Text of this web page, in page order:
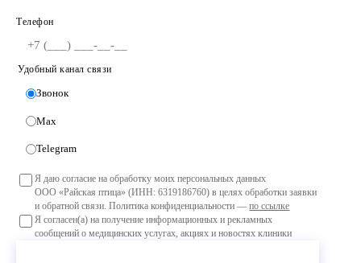
Телефон
Удобный канал связи
Звонок
Max
Telegram
Я даю согласие на обработку моих персональных данных
ООО «Райская птица» (ИНН: 6319186760) в целях обработки заявки
и обратной связи. Политика конфиденциальности —по ссылке
Я согласен(а) на получение информационных и рекламных
сообщений о медицинских услугах, акциях и новостях клиники